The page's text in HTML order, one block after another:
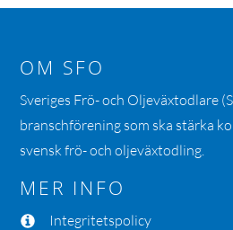
OM SFO
Sveriges Frö- och Oljeväxtodlare
branschförening som ska stärka
svensk frö- och oljeväxtodling.
MER INFO
Integritetspolicy